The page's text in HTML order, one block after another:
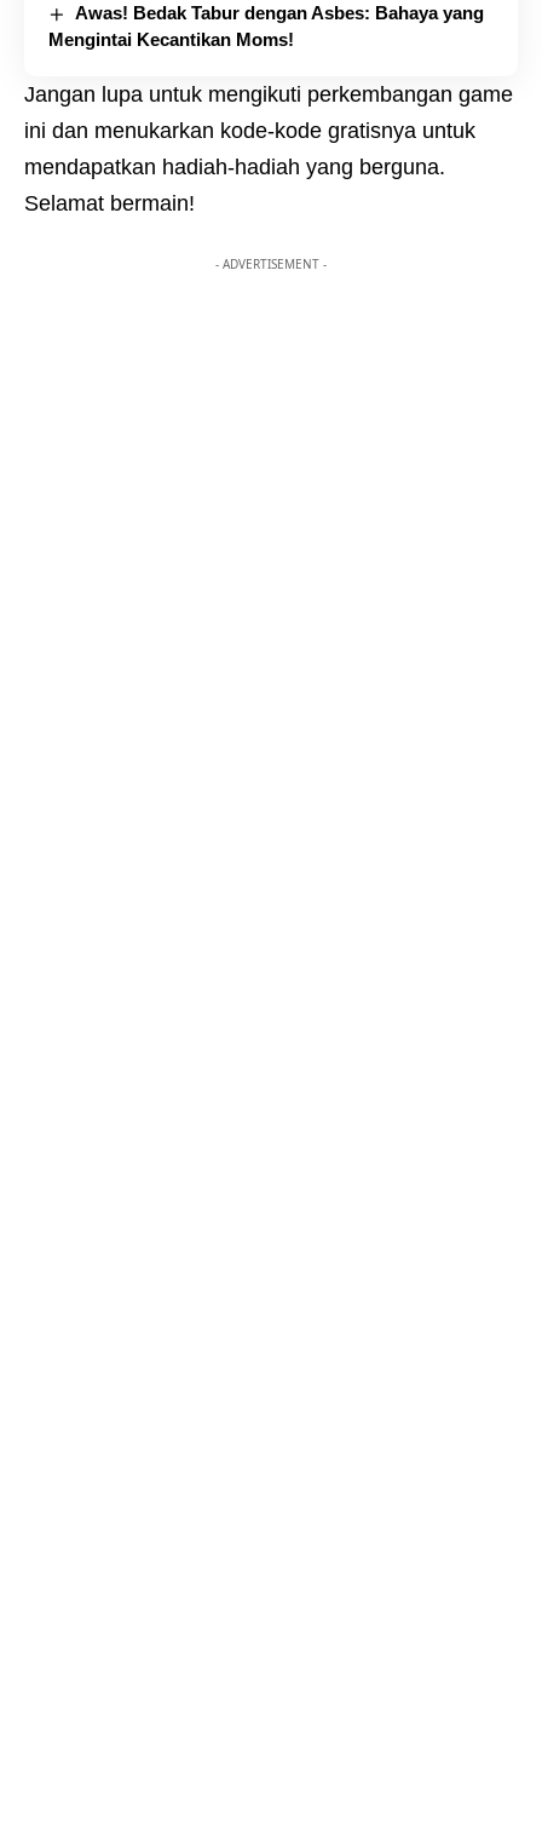
Awas! Bedak Tabur dengan Asbes: Bahaya yang
Mengintai Kecantikan Moms!
Jangan lupa untuk mengikuti perkembangan game
ini dan menukarkan kode-kode gratisnya untuk
mendapatkan hadiah-hadiah yang berguna.
Selamat bermain!
- ADVERTISEMENT -